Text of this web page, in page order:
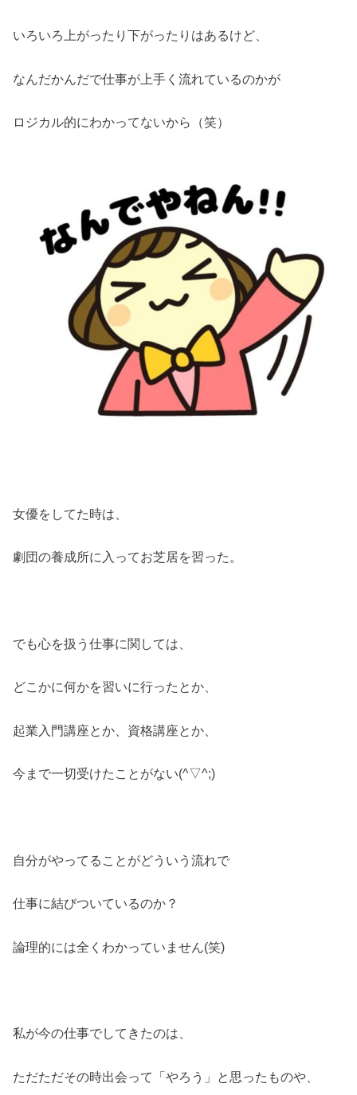
いろいろ上がったり下がったりはあるけど、
なんだかんだで仕事が上手く流れているのかが
ロジカル的にわかってないから（笑）
女優をしてた時は、
劇団の養成所に入ってお芝居を習った。
でも心を扱う仕事に関しては、
どこかに何かを習いに行ったとか、
起業入門講座とか、資格講座とか、
今まで一切受けたことがない(^▽^;)
自分がやってることがどういう流れで
仕事に結びついているのか？
論理的には全くわかっていません(笑)
私が今の仕事でしてきたのは、
ただただその時出会って「やろう」と思ったものや、